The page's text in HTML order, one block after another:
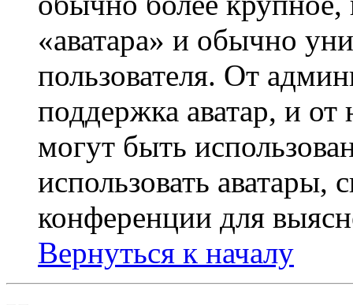
«аватара» и обычно
пользователя. От
поддержка аватар, и от
могут быть
использовать аватары,
конференции для
Вернуться к началу